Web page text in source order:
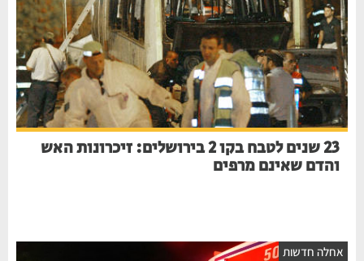
23 שנים לטבח בקו 2 בירושלים: זיכרונות האש
והדם שאינם מרפים
חדשות